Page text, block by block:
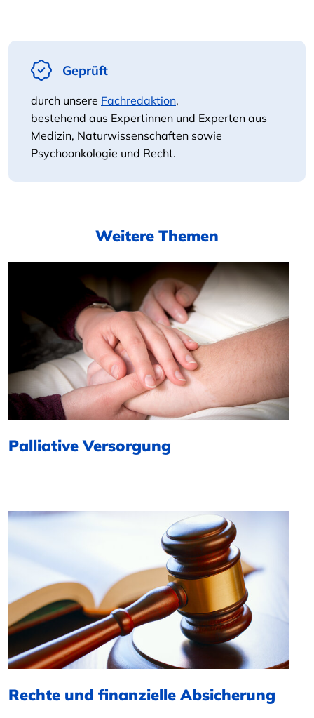
Geprüft
durch unsere Fachredaktion,
bestehend aus Expertinnen und Experten aus
Medizin, Naturwissenschaften sowie
Psychoonkologie und Recht.
Weitere Themen
Palliative Versorgung
Rechte und finanzielle Absicherung